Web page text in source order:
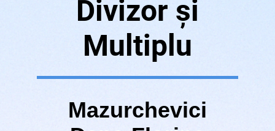
Divizor și
Multiplu
Mazurchevici